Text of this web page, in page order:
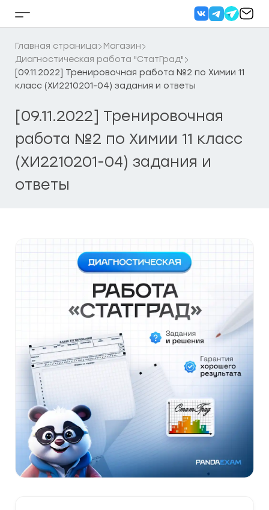
Кнопка
бокового
меню
Главная страница
Магазин
Диагностическая работа "СтатГрад"
[09.11.2022] Тренировочная работа №2 по Химии 11
класс (ХИ2210201-04) задания и ответы
[09.11.2022] Тренировочная
работа №2 по Химии 11 класс
(ХИ2210201-04) задания и
ответы